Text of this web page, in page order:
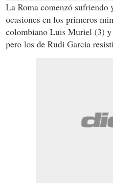
La Roma comenzó sufriendo
ocasiones en los primeros
colombiano Luis Muriel (3)
pero los de Rudi Garcia